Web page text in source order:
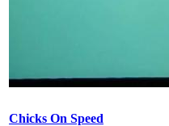
Chicks On Speed